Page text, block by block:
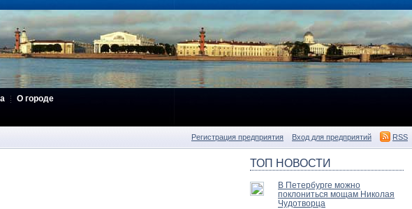
О городе
Регистрация предприятия Вход для предприятий RSS
ТОП НОВОСТИ
В Петербурге можно
поклониться мощам Николая
Чудотворца